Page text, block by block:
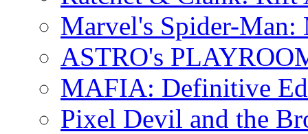
Marvel's Spider-Man:
ASTRO's
MAFIA: Definitive
Pixel Devil and the